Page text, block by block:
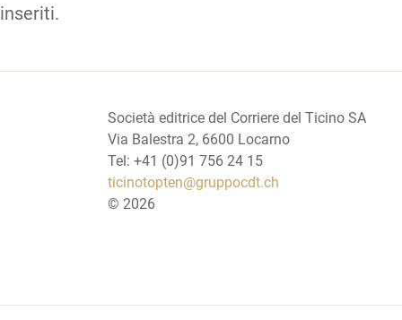
inseriti.
Società editrice del Corriere del Ticino SA
Via Balestra 2, 6600 Locarno
Tel: +41 (0)91 756 24 15
ticinotopten@gruppocdt.ch
© 2026